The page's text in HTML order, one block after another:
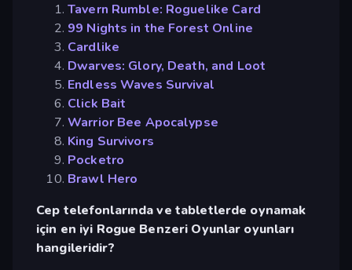
Tavern Rumble: Roguelike Card
99 Nights in the Forest Online
Cardlike
Dwarves: Glory, Death, and Loot
Endless Waves Survival
Click Bait
Warrior Bee Apocalypse
King Survivors
Pocketro
Brawl Hero
Cep telefonlarında ve tabletlerde oynamak
için en iyi Rogue Benzeri Oyunlar oyunları
hangileridir?